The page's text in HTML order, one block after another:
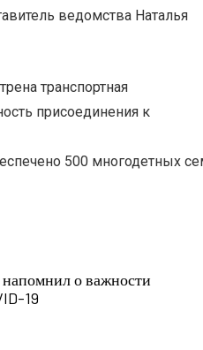
ведомства Наталья
транспортная
присоединения к
500 многодетных
о важности
19